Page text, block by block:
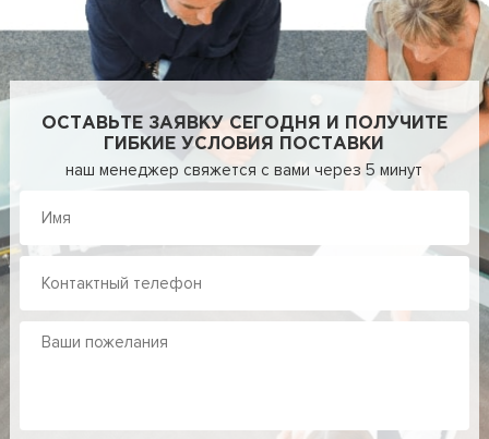
ОСТАВЬТЕ ЗАЯВКУ СЕГОДНЯ И ПОЛУЧИТЕ
ГИБКИЕ УСЛОВИЯ ПОСТАВКИ
наш менеджер свяжется с вами через 5 минут